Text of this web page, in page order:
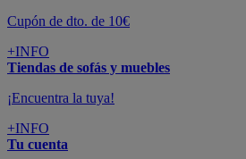
Cupón de dto. de 10€
+INFO
Tiendas de sofás y muebles
¡Encuentra la tuya!
+INFO
Tu cuenta